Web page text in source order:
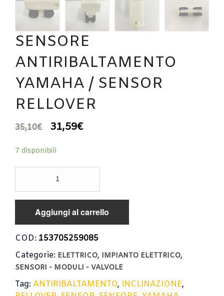
Contatti
SENSORE
ANTIRIBALTAMENTO
YAMAHA / SENSOR
RELLOVER
35,10€ 31,59€
7 disponibili
ANTIRIBALTAMENTO
YAMAHA
/
SENSOR
RELLOVER
quantità
Aggiungi al carrello
COD: 153705259085
Categorie: ELETTRICO, IMPIANTO ELETTRICO,
SENSORI - MODULI - VALVOLE
Tag: ANTIRIBALTAMENTO, INCLINAZIONE,